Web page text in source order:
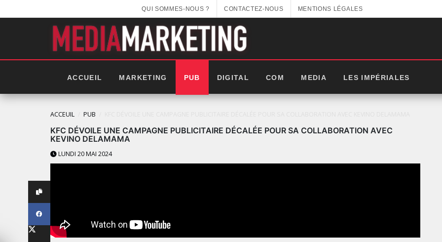
QUI SOMMES-NOUS ? CONTACTEZ-NOUS MENTIONS LÉGALES
ACCUEIL MARKETING PUB DIGITAL COM MEDIA LES IMPÉRIALES
ACCEUIL PUB
KFC DÉVOILE UNE CAMPAGNE PUBLICITAIRE DÉCALÉE POUR SA COLLABORATION AVEC
KEVINO DELAMAMA
LUNDI 20 MAI 2024
LES IMPÉRIALES WEEK 2026
SOUS THÈME "DABA OR NEVER"
BUSINESS. PEOPLE. TECH